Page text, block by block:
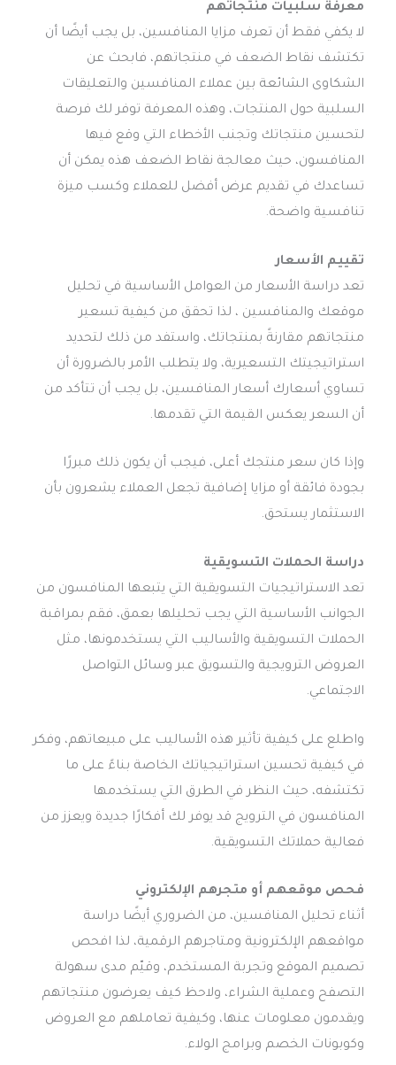
معرفة سلبيات منتجاتهم
لا يكفي فقط أن تعرف مزايا المنافسين، بل يجب أيضًا أن
تكتشف نقاط الضعف في منتجاتهم، فابحث عن
الشكاوى الشائعة بين عملاء المنافسين والتعليقات
السلبية حول المنتجات، وهذه المعرفة توفر لك فرصة
لتحسين منتجاتك وتجنب الأخطاء التي وقع فيها
المنافسون، حيث معالجة نقاط الضعف هذه يمكن أن
تساعدك في تقديم عرض أفضل للعملاء وكسب ميزة
تنافسية واضحة.
تقييم الأسعار
تعد دراسة الأسعار من العوامل الأساسية في تحليل
موقعك والمنافسين ، لذا تحقق من كيفية تسعير
منتجاتهم مقارنةً بمنتجاتك، واستفد من ذلك لتحديد
استراتيجيتك التسعيرية، ولا يتطلب الأمر بالضرورة أن
تساوي أسعارك أسعار المنافسين، بل يجب أن تتأكد من
أن السعر يعكس القيمة التي تقدمها.
وإذا كان سعر منتجك أعلى، فيجب أن يكون ذلك مبررًا
بجودة فائقة أو مزايا إضافية تجعل العملاء يشعرون بأن
الاستثمار يستحق.
دراسة الحملات التسويقية
تعد الاستراتيجيات التسويقية التي يتبعها المنافسون من
الجوانب الأساسية التي يجب تحليلها بعمق، فقم بمراقبة
الحملات التسويقية والأساليب التي يستخدمونها، مثل
العروض الترويجية والتسويق عبر وسائل التواصل
الاجتماعي.
واطلع على كيفية تأثير هذه الأساليب على مبيعاتهم، وفكر
في كيفية تحسين استراتيجياتك الخاصة بناءً على ما
تكتشفه، حيث النظر في الطرق التي يستخدمها
المنافسون في الترويج قد يوفر لك أفكارًا جديدة ويعزز من
فعالية حملاتك التسويقية.
فحص موقعهم أو متجرهم الإلكتروني
أثناء تحليل المنافسين، من الضروري أيضًا دراسة
مواقعهم الإلكترونية ومتاجرهم الرقمية، لذا افحص
تصميم الموقع وتجربة المستخدم، وقيّم مدى سهولة
التصفح وعملية الشراء، ولاحظ كيف يعرضون منتجاتهم
ويقدمون معلومات عنها، وكيفية تعاملهم مع العروض
وكوبونات الخصم وبرامج الولاء.